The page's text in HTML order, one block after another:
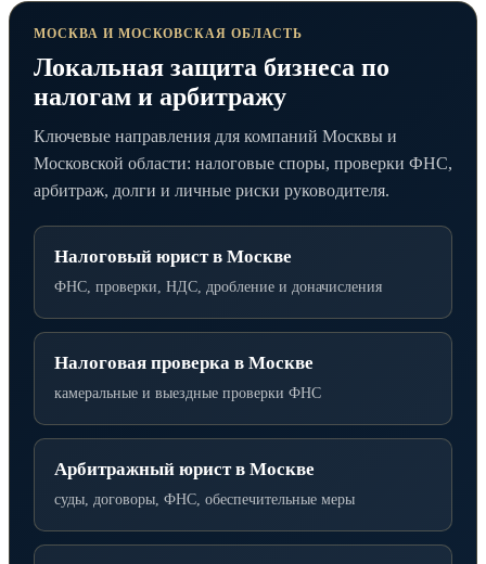
МОСКВА И МОСКОВСКАЯ ОБЛАСТЬ
Локальная защита бизнеса по
налогам и арбитражу
Ключевые направления для компаний Москвы и
Московской области: налоговые споры, проверки ФНС,
арбитраж, долги и личные риски руководителя.
Налоговый юрист в Москве
ФНС, проверки, НДС, дробление и доначисления
Налоговая проверка в Москве
камеральные и выездные проверки ФНС
Арбитражный юрист в Москве
суды, договоры, ФНС, обеспечительные меры